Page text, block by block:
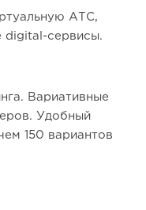
АТС,
digital-сервисы.
Вариативные
Удобный
150 вариантов